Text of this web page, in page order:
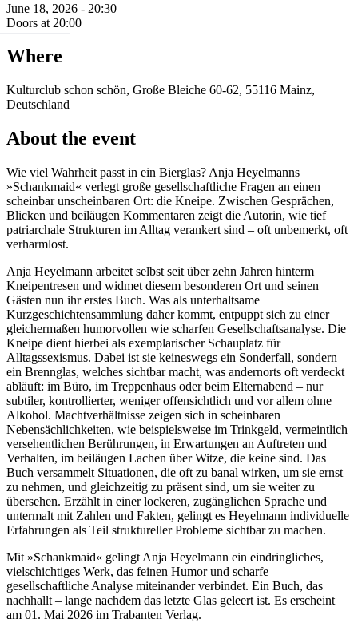
June 18, 2026 - 20:30
Doors at 20:00
Where
Kulturclub schon schön, Große Bleiche 60-62, 55116 Mainz,
Deutschland
About the event
Wie viel Wahrheit passt in ein Bierglas? Anja Heyelmanns
»Schankmaid« verlegt große gesellschaftliche Fragen an einen
scheinbar unscheinbaren Ort: die Kneipe. Zwischen Gesprächen,
Blicken und beiläugen Kommentaren zeigt die Autorin, wie tief
patriarchale Strukturen im Alltag verankert sind – oft unbemerkt, oft
verharmlost.
Anja Heyelmann arbeitet selbst seit über zehn Jahren hinterm
Kneipentresen und widmet diesem besonderen Ort und seinen
Gästen nun ihr erstes Buch. Was als unterhaltsame
Kurzgeschichtensammlung daher kommt, entpuppt sich zu einer
gleichermaßen humorvollen wie scharfen Gesellschaftsanalyse. Die
Kneipe dient hierbei als exemplarischer Schauplatz für
Alltagssexismus. Dabei ist sie keineswegs ein Sonderfall, sondern
ein Brennglas, welches sichtbar macht, was andernorts oft verdeckt
abläuft: im Büro, im Treppenhaus oder beim Elternabend – nur
subtiler, kontrollierter, weniger offensichtlich und vor allem ohne
Alkohol. Machtverhältnisse zeigen sich in scheinbaren
Nebensächlichkeiten, wie beispielsweise im Trinkgeld, vermeintlich
versehentlichen Berührungen, in Erwartungen an Auftreten und
Verhalten, im beiläugen Lachen über Witze, die keine sind. Das
Buch versammelt Situationen, die oft zu banal wirken, um sie ernst
zu nehmen, und gleichzeitig zu präsent sind, um sie weiter zu
übersehen. Erzählt in einer lockeren, zugänglichen Sprache und
untermalt mit Zahlen und Fakten, gelingt es Heyelmann individuelle
Erfahrungen als Teil struktureller Probleme sichtbar zu machen.
Mit »Schankmaid« gelingt Anja Heyelmann ein eindringliches,
vielschichtiges Werk, das feinen Humor und scharfe
gesellschaftliche Analyse miteinander verbindet. Ein Buch, das
nachhallt – lange nachdem das letzte Glas geleert ist. Es erscheint
am 01. Mai 2026 im Trabanten Verlag.